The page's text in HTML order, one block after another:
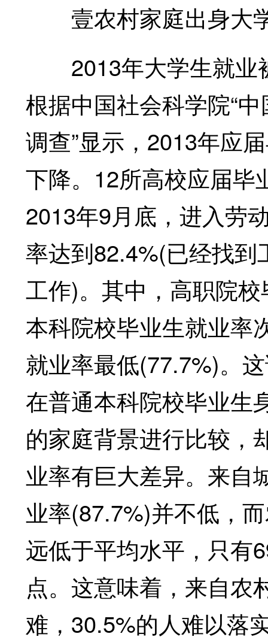
壹农村家庭出身大
2013年大学生就业
根据中国社会科学院“
调查”显示，2013年应
下降。12所高校应届毕
2013年9月底，进入劳
率达到82.4%(已经找
工作)。其中，高职院
本科院校毕业生就业率
就业率最低(77.7%)。
在普通本科院校毕业生
的家庭背景进行比较，
业率有巨大差异。来自
业率(87.7%)并不低，
远低于平均水平，只有
点。这意味着，来自农
难，30.5%的人难以落